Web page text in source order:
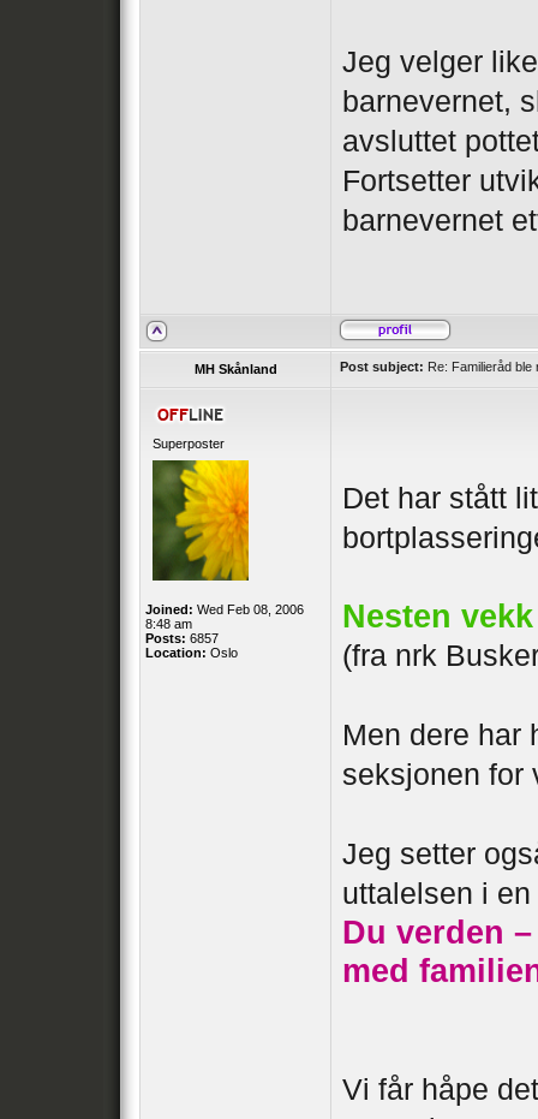
Jeg velger
barnevernet,
avsluttet
Fortsetter
barnevernet
MH Skånland Post subject: Re: Familieråd
Superposter
Joined: Wed Feb 08, 2006
8:48 am
Posts: 6857
Location: Oslo
Det har stått
Nesten
(fra nrk
Men dere har
seksjonen for
Jeg setter
uttalelsen i
Du verden
med
Vi får håpe